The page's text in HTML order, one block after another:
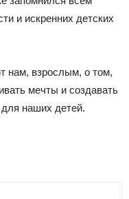
и искренних детских
нам, взрослым, о том,
мечты и создавать
наших детей.